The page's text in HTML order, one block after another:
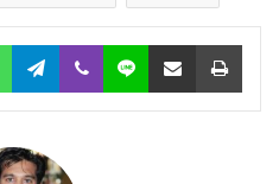
WhatsAppTelegram
Viber Line Share via Email Print